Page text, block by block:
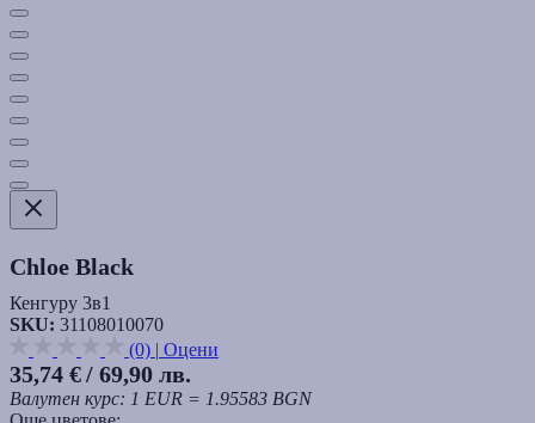
Chloe Black
Кенгуру 3в1
SKU: 31108010070
(0) | Оцени
35,74 €/ 69,90 лв.
Валутен курс: 1 EUR = 1.95583 BGN